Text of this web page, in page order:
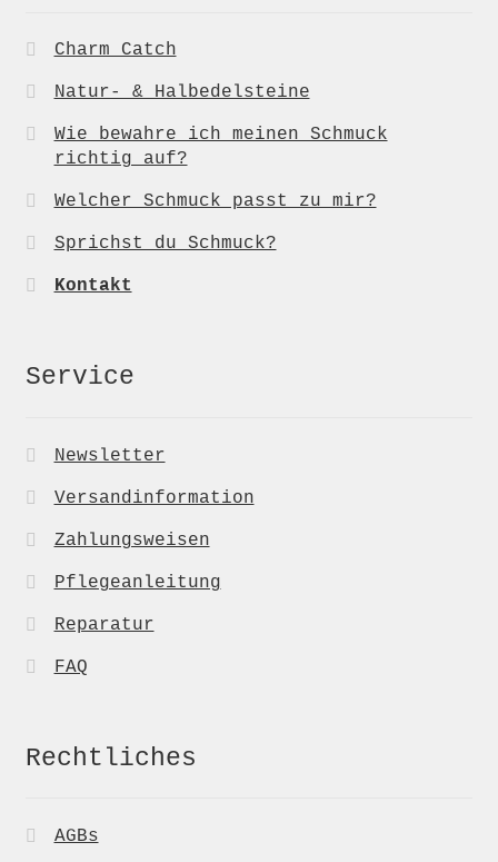
Charm Catch
Natur- & Halbedelsteine
Wie bewahre ich meinen Schmuck
richtig auf?
Welcher Schmuck passt zu mir?
Sprichst du Schmuck?
Kontakt
Service
Newsletter
Versandinformation
Zahlungsweisen
Pflegeanleitung
Reparatur
FAQ
Rechtliches
AGBs